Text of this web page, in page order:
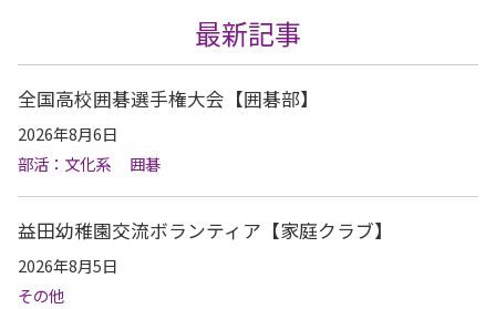
最新記事
全国高校囲碁選手権大会【囲碁部】
2026年8月6日
部活：文化系
囲碁
益田幼稚園交流ボランティア【家庭クラブ】
2026年8月5日
その他